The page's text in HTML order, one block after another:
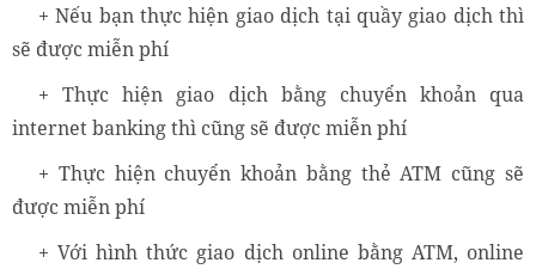
+ Nếu bạn thực hiện giao dịch tại quầy giao dịch thì
sẽ được miễn phí
+ Thực hiện giao dịch bằng chuyển khoản qua
internet banking thì cũng sẽ được miễn phí
+ Thực hiện chuyển khoản bằng thẻ ATM cũng sẽ
được miễn phí
+ Với hình thức giao dịch online bằng ATM, online